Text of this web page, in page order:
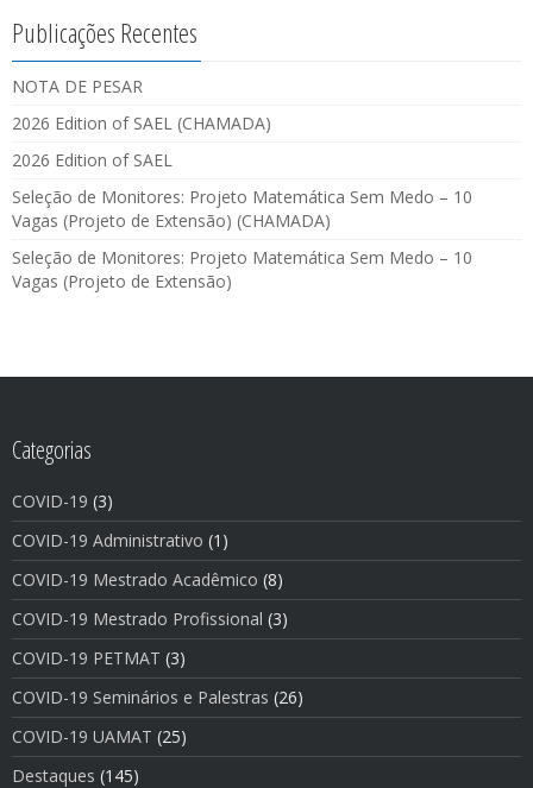
Publicações Recentes
NOTA DE PESAR
2026 Edition of SAEL (CHAMADA)
2026 Edition of SAEL
Seleção de Monitores: Projeto Matemática Sem Medo – 10
Vagas (Projeto de Extensão) (CHAMADA)
Seleção de Monitores: Projeto Matemática Sem Medo – 10
Vagas (Projeto de Extensão)
Categorias
COVID-19 (3)
COVID-19 Administrativo (1)
COVID-19 Mestrado Acadêmico (8)
COVID-19 Mestrado Profissional (3)
COVID-19 PETMAT (3)
COVID-19 Seminários e Palestras (26)
COVID-19 UAMAT (25)
Destaques (145)